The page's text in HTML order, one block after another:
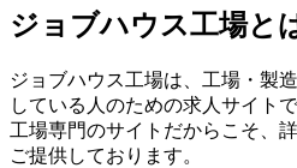
ジョブハウス工場と
ジョブハウス工場は、工場・製
している人のための求人サイトで
工場専門のサイトだからこそ、
ご提供しております。